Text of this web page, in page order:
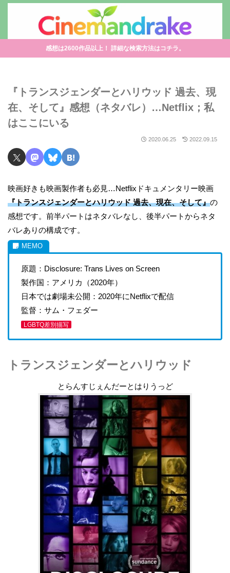
感想は2600作品以上！ 詳細な検索方法はコチラ。
『トランスジェンダーとハリウッド 過去、現
在、そして』感想（ネタバレ）…Netflix；私
はここにいる
2020.06.25 2022.09.15
映画好きも映画製作者も必見…Netflixドキュメンタリー映画
『トランスジェンダーとハリウッド 過去、現在、そして』の
感想です。前半パートはネタバレなし、後半パートからネタ
バレありの構成です。
原題：Disclosure: Trans Lives on Screen
製作国：アメリカ（2020年）
日本では劇場未公開：2020年にNetflixで配信
監督：サム・フェダー
LGBTQ差別描写
トランスジェンダーとハリウッド
とらんすじぇんだーとはりうっど